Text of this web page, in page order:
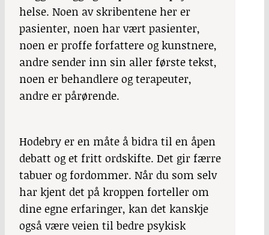
helse. Noen av skribentene her er
pasienter, noen har vært pasienter,
noen er proffe forfattere og kunstnere,
andre sender inn sin aller første tekst,
noen er behandlere og terapeuter,
andre er pårørende.
Hodebryer en måte å bidra til en åpen
debatt og et fritt ordskifte. Det gir færre
tabuer og fordommer. Når du som selv
har kjent det på kroppen forteller om
dine egne erfaringer, kan det kanskje
også være veien til bedre psykisk